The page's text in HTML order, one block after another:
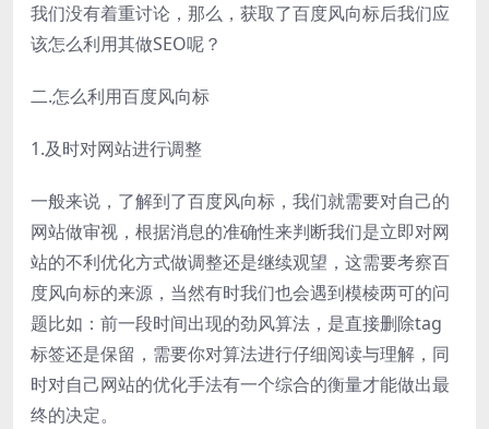
我们没有着重讨论，那么，获取了百度风向标后我们应
该怎么利用其做SEO呢？
二.怎么利用百度风向标
1.及时对网站进行调整
一般来说，了解到了百度风向标，我们就需要对自己的
网站做审视，根据消息的准确性来判断我们是立即对网
站的不利优化方式做调整还是继续观望，这需要考察百
度风向标的来源，当然有时我们也会遇到模棱两可的问
题比如：前一段时间出现的劲风算法，是直接删除tag
标签还是保留，需要你对算法进行仔细阅读与理解，同
时对自己网站的优化手法有一个综合的衡量才能做出最
终的决定。